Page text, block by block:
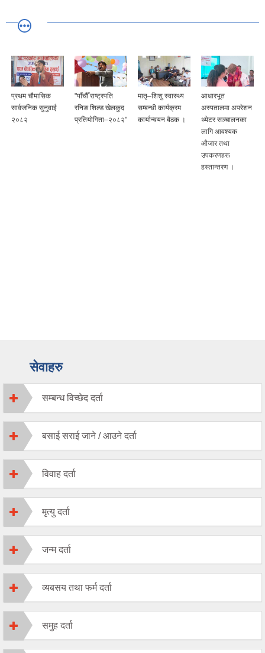
प्रथम चौमासिक
सार्वजनिक सुनुवाई
२०८२
"पाँचौँ राष्ट्रपति
रनिङ शिल्ड खेलकुद
प्रतियोगिता–२०८२"
मातृ–शिशु स्वास्थ्य
सम्बन्धी कार्यक्रम
कार्यान्वयन बैठक ।
आधारभूत
अस्पतालमा अपरेशन
थ्येटर सञ्चालनका
लागि आवश्यक
औजार तथा
उपकरणहरू
हस्तान्तरण ।
सेवाहरु
सम्बन्ध विच्छेद दर्ता
बसाई सराई जाने / आउने दर्ता
विवाह दर्ता
मृत्यु दर्ता
जन्म दर्ता
व्यबसय तथा फर्म दर्ता
समुह दर्ता